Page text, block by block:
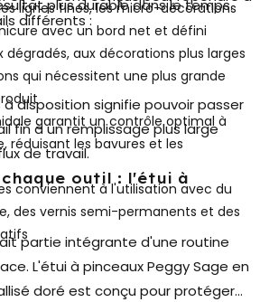
plus durable dans le temps.
différents :
lignes fines, les micro-décorations
avec un bord net et défini
dégradés, aux décorations plus larges
qui nécessitent une plus grande
garantit un contrôle optimal à
réduisant les bavures et les
conviennent à l'utilisation avec du
des vernis semi-permanents et des
à disposition signifie pouvoir passer
fin à un remplissage plus large
de travail.
outil : l'étui à
partie intégrante d'une routine
L'étui à pinceaux Peggy Sage en
doré est conçu pour protéger